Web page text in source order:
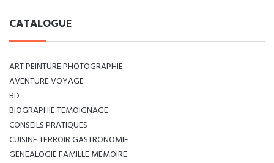
CATALOGUE
ART PEINTURE PHOTOGRAPHIE
AVENTURE VOYAGE
BD
BIOGRAPHIE TEMOIGNAGE
CONSEILS PRATIQUES
CUISINE TERROIR GASTRONOMIE
GENEALOGIE FAMILLE MEMOIRE